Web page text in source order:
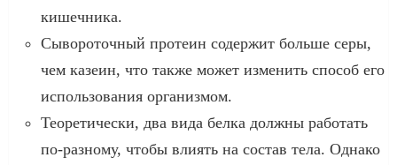
кишечника.
Сывороточный протеин содержит больше серы,
чем казеин, что также может изменить способ его
использования организмом.
Теоретически, два вида белка должны работать
по-разному, чтобы влиять на состав тела. Однако